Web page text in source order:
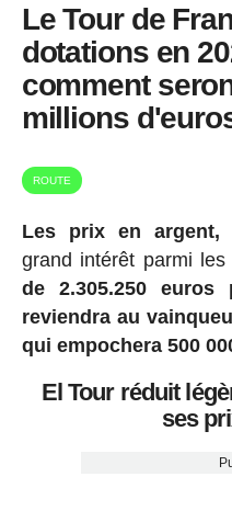
Le Tour de
dotations en
comment
millions
ROUTE
Les prix en argent,
grand intérêt parmi les
de 2.305.250 euros
reviendra au
qui empochera 500
El Tour réduit
ses